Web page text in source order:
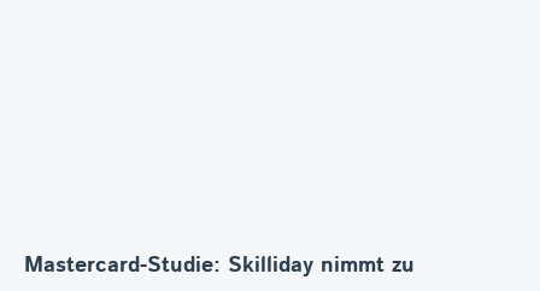
Mastercard-Studie: Skilliday nimmt zu